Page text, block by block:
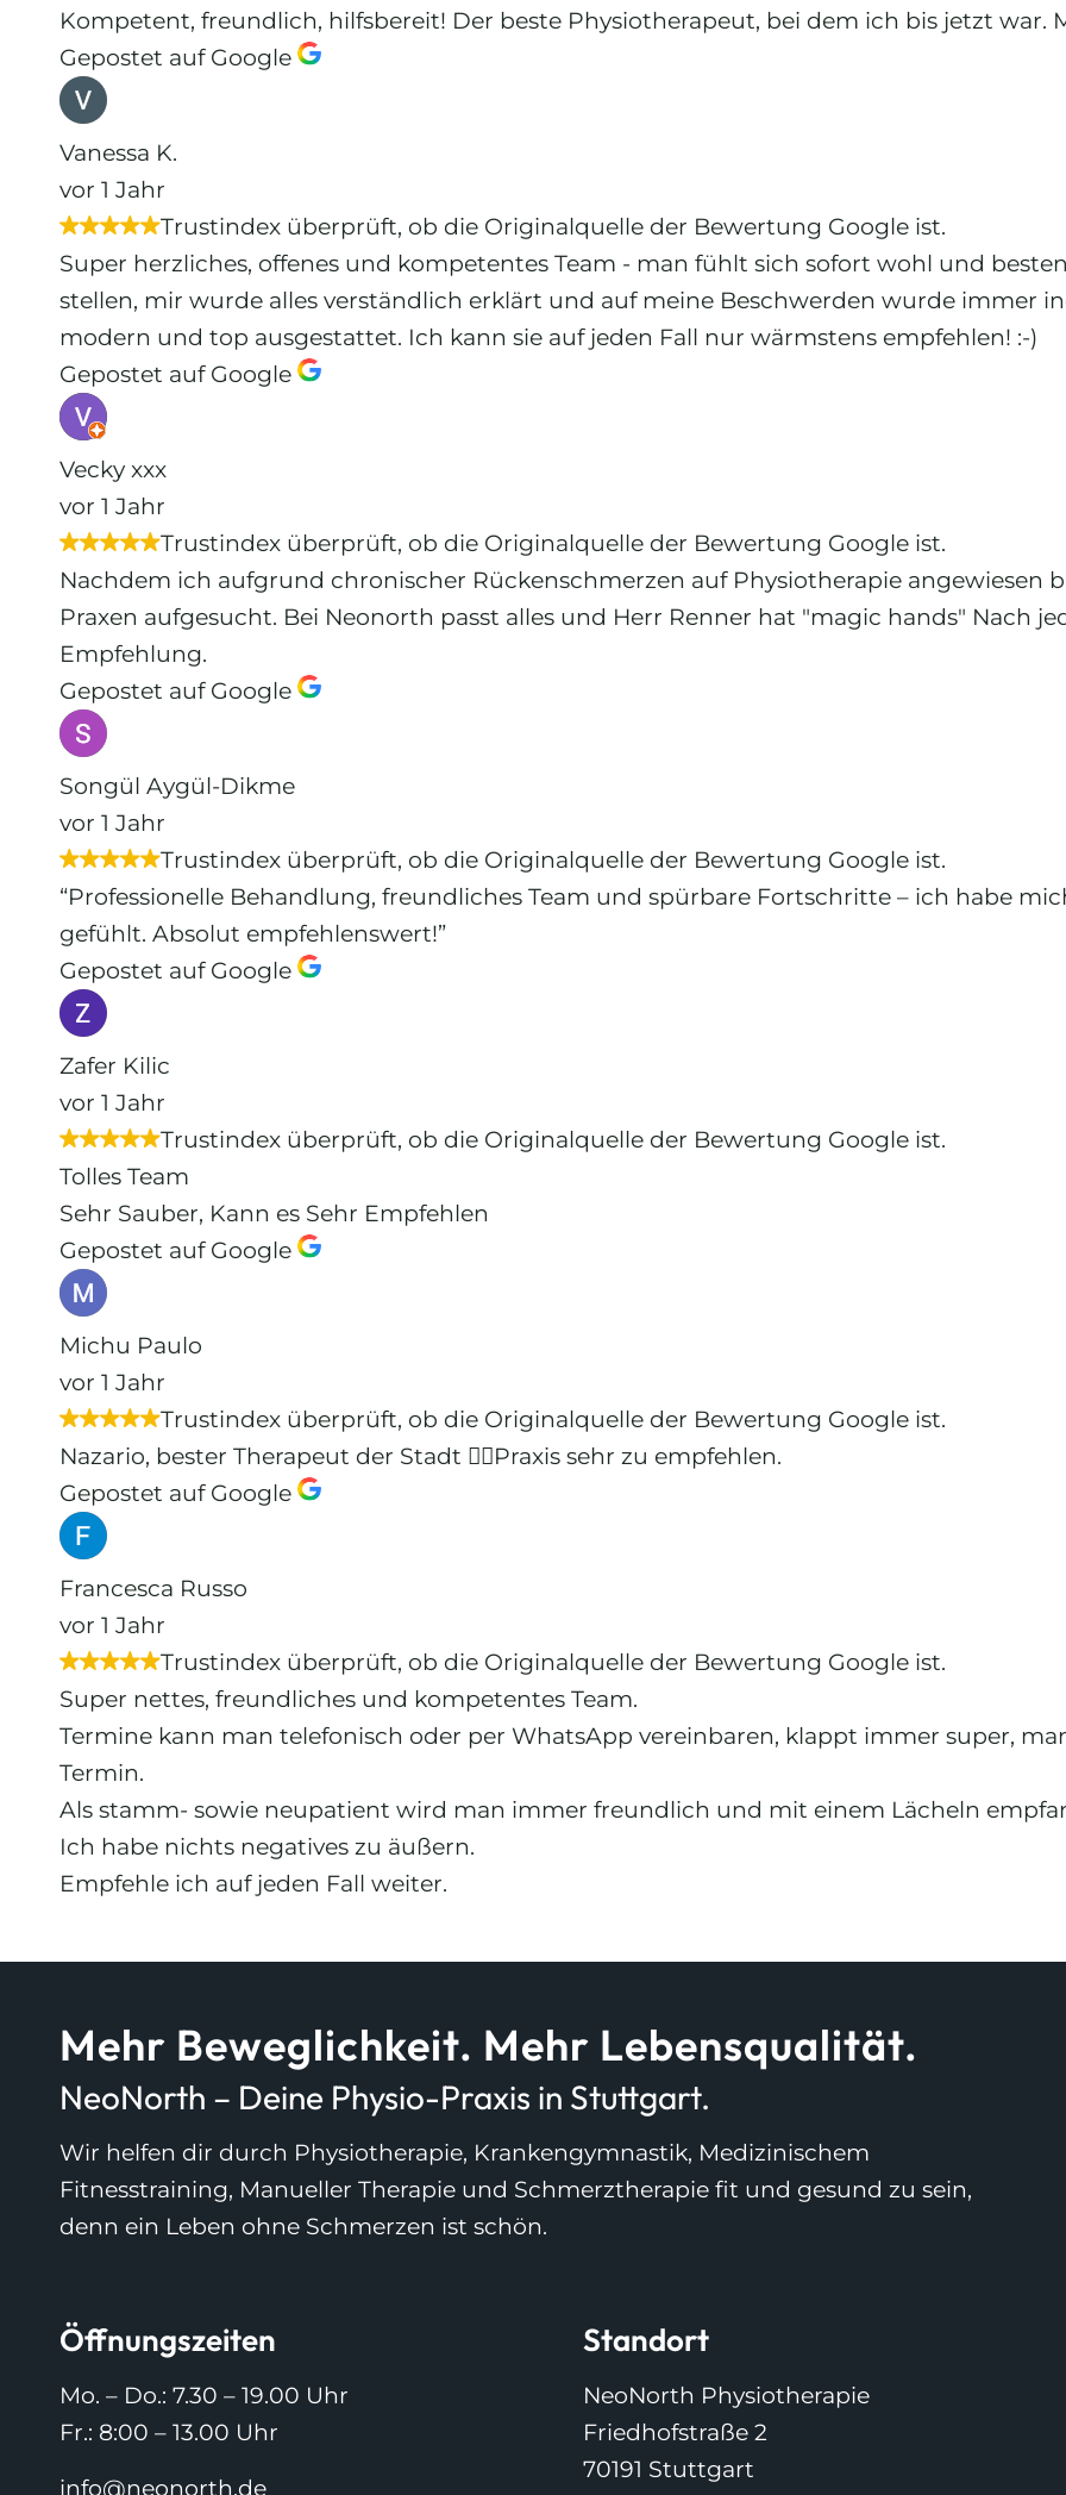
Kompetent, freundlich, hilfsbereit! Der beste Physiotherapeut, bei dem ich bis jetzt war.
Gepostet auf Google
Vanessa K.
vor 1 Jahr
Trustindex überprüft, ob die Originalquelle der Bewertung Google ist.
Super herzliches, offenes und kompetentes Team - man fühlt sich sofort wohl und
stellen, mir wurde alles verständlich erklärt und auf meine Beschwerden wurde immer
modern und top ausgestattet. Ich kann sie auf jeden Fall nur wärmstens empfehlen! :-)
Gepostet auf Google
Vecky xxx
vor 1 Jahr
Trustindex überprüft, ob die Originalquelle der Bewertung Google ist.
Nachdem ich aufgrund chronischer Rückenschmerzen auf Physiotherapie angewiesen
Praxen aufgesucht. Bei Neonorth passt alles und Herr Renner hat "magic hands" Nach
Empfehlung.
Gepostet auf Google
Songül Aygül-Dikme
vor 1 Jahr
Trustindex überprüft, ob die Originalquelle der Bewertung Google ist.
“Professionelle Behandlung, freundliches Team und spürbare Fortschritte – ich habe
gefühlt. Absolut empfehlenswert!”
Gepostet auf Google
Zafer Kilic
vor 1 Jahr
Trustindex überprüft, ob die Originalquelle der Bewertung Google ist.
Tolles Team
Sehr Sauber, Kann es Sehr Empfehlen
Gepostet auf Google
Michu Paulo
vor 1 Jahr
Trustindex überprüft, ob die Originalquelle der Bewertung Google ist.
Nazario, bester Therapeut der Stadt 👍🏼Praxis sehr zu empfehlen.
Gepostet auf Google
Francesca Russo
vor 1 Jahr
Trustindex überprüft, ob die Originalquelle der Bewertung Google ist.
Super nettes, freundliches und kompetentes Team.
Termine kann man telefonisch oder per WhatsApp vereinbaren, klappt immer super,
Termin.
Als stamm- sowie neupatient wird man immer freundlich und mit einem Lächeln
Ich habe nichts negatives zu äußern.
Empfehle ich auf jeden Fall weiter.
Mehr Beweglichkeit. Mehr Lebensqualität.
NeoNorth – Deine Physio-Praxis in Stuttgart.
Wir helfen dir durch Physiotherapie, Krankengymnastik, Medizinischem
Fitnesstraining, Manueller Therapie und Schmerztherapie fit und gesund zu sein,
denn ein Leben ohne Schmerzen ist schön.
Öffnungszeiten
Mo. – Do.: 7.30 – 19.00 Uhr
Fr.: 8:00 – 13.00 Uhr
info@neonorth.de
Standort
NeoNorth Physiotherapie
Friedhofstraße 2
70191 Stuttgart